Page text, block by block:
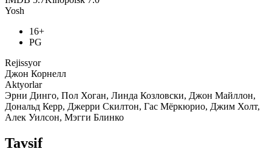
Yosh
16+
PG
Rejissyor
Джон Корнелл
Aktyorlar
Эрни Динго, Пол Хоган, Линда Козловски, Джон Майллон,
Дональд Керр, Джерри Скилтон, Гас Мёркюрио, Джим Холт,
Алек Уилсон, Мэгги Блинко
Tavsif